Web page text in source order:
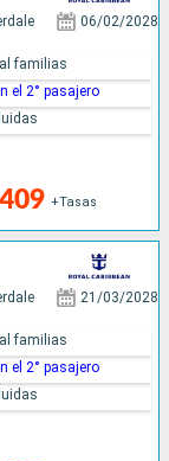
06/02/2028
+Tasas
familias
el 2° pasajero
21/03/2028
familias
el 2° pasajero